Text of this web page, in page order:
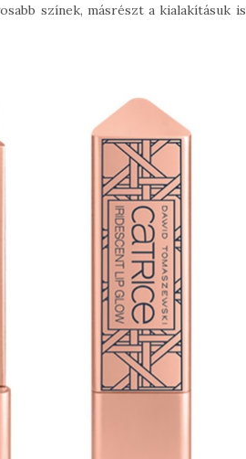
színek, másrészt a kialakításuk is